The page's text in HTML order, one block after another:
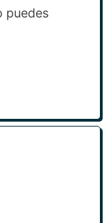
puedes